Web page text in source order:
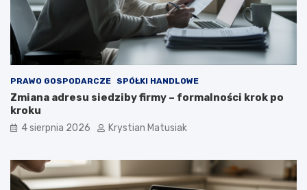
PRAWO GOSPODARCZE SPÓŁKI HANDLOWE
Zmiana adresu siedziby firmy – formalności krok po
kroku
4 sierpnia 2026 Krystian Matusiak